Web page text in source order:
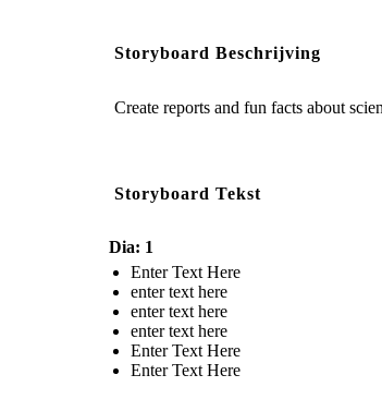
Storyboard Beschrijving
Create reports and fun facts about
Storyboard Tekst
Dia: 1
Enter Text Here
enter text here
enter text here
enter text here
Enter Text Here
Enter Text Here